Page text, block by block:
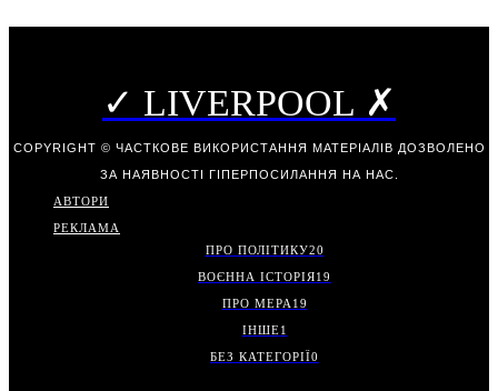
✓ LIVERPOOL ✗
COPYRIGHT © ЧАСТКОВЕ ВИКОРИСТАННЯ МАТЕРІАЛІВ ДОЗВОЛЕНО
ЗА НАЯВНОСТІ ГІПЕРПОСИЛАННЯ НА НАС.
АВТОРИ
РЕКЛАМА
ПРО ПОЛІТИКУ20
ВОЄННА ІСТОРІЯ19
ПРО МЕРА 19
ІНШЕ1
БЕЗ КАТЕГОРІЇ0